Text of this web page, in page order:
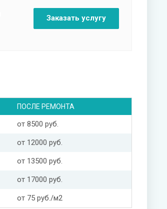
Заказать услугу
ПОСЛЕ РЕМОНТА
от 8500 руб.
от 12000 руб.
от 13500 руб.
от 17000 руб.
от 75 руб./м2